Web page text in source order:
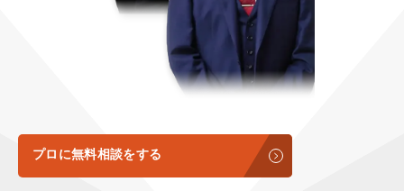
YouTubeディレクター
ミッション・ビジョン・バリュー
代表メッセージ（岩野圭佑）
認定パートナー
プロに無料相談をする